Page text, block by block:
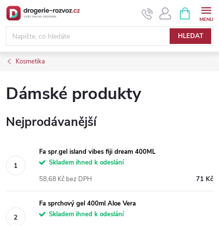
Přejít
na
obsah
HLEDAT
NÁKUPNÍ
KOŠÍK
Kosmetika
Dámské produkty
Nejprodávanější
Fa spr.gel island vibes fiji dream 400ML
Skladem ihned k odeslání
71 Kč
58,68 Kč bez DPH
Fa sprchový gel 400ml Aloe Vera
Skladem ihned k odeslání